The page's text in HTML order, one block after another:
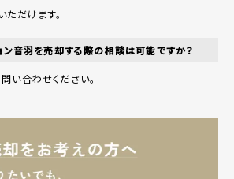
ただけます。
ン音羽を売却する際の相談は可能ですか？
い合わせください。